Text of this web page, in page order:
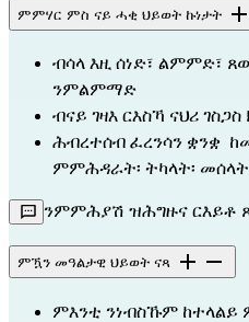
ምምሃር ምስ ናይ ሓቂ ህይወት ኩነታት
ብሳላ እዚ ሰነድ፣ ልምምድ፣
ንምልምማድ
ብናይ ገዛእ ርእስኻ ናህሪ ገስጋስ
ሕብረተሰብ ፈረንሳን ቋንቋ
ምምሕዳራት፡ ትካላት፡
ንምምሕያሽ ዝሕግዙና ርእይቶ
ምዃን መዓልታዊ ህይወት ናጻ
ምእንቲ ንነብስኹም ከተላልይ